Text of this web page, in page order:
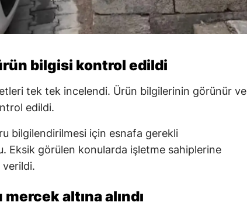
bilgisi kontrol edildi
tek tek incelendi. Ürün bilgilerinin görünür ve
edildi.
bilgilendirilmesi için esnafa gerekli
Eksik görülen konularda işletme sahiplerine
verildi.
altına alındı